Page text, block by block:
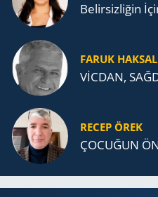
Belirsizliğin
FARUK HAKSAL
VİCDAN,
RECEP ÖREK
ÇOCUĞUN